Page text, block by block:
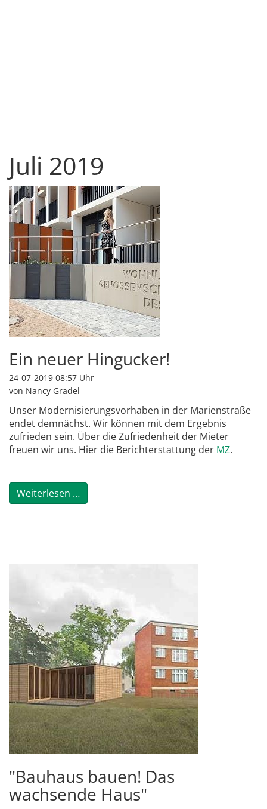
Juli 2019
Ein neuer Hingucker!
24-07-2019 08:57 Uhr
von Nancy Gradel
Unser Modernisierungsvorhaben in der Marienstraße
endet demnächst. Wir können mit dem Ergebnis
zufrieden sein. Über die Zufriedenheit der Mieter
freuen wir uns. Hier die Berichterstattung der MZ.
Weiterlesen …
"Bauhaus bauen! Das
wachsende Haus"